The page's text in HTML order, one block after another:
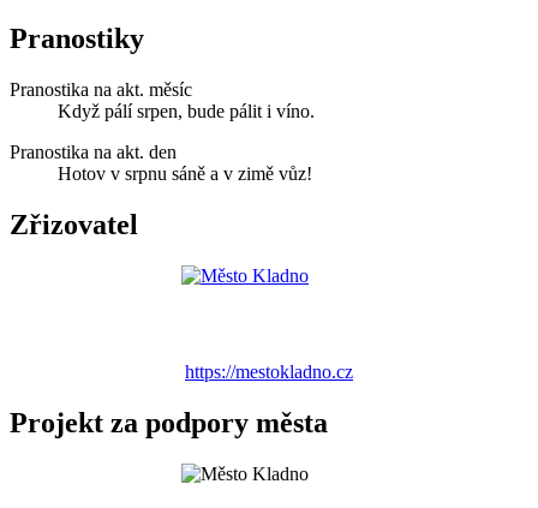
Pranostiky
Pranostika na akt. měsíc
Když pálí srpen, bude pálit i víno.
Pranostika na akt. den
Hotov v srpnu sáně a v zimě vůz!
Zřizovatel
https://mestokladno.cz
Projekt za podpory města